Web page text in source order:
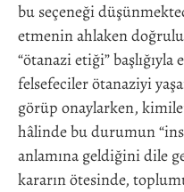
bu seçeneği
etmenin ahlaken
“ötanazi etiği”
felsefeciler ötanaziyi
görüp onaylarken,
hâlinde bu durumun
anlamına geldiğini dile
kararın ötesinde,